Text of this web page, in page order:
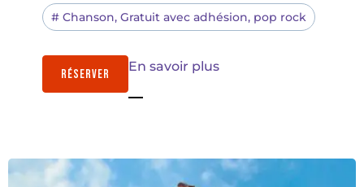
# Chanson, Gratuit avec adhésion, pop rock
RÉSERVER En savoir plus